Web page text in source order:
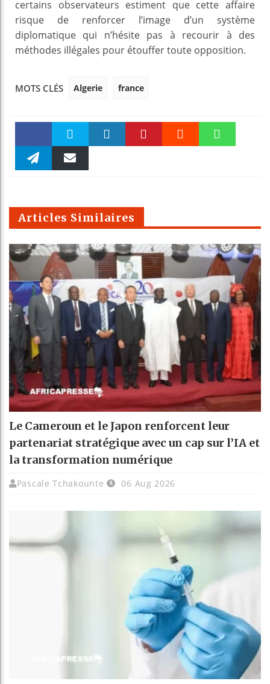
certains observateurs estiment que cette affaire
risque de renforcer l’image d’un système
diplomatique qui n’hésite pas à recourir à des
méthodes illégales pour étouffer toute opposition.
MOTS CLÉS Algerie france
Faceboo Twitter
m
Articles Similaires
Le Cameroun et le Japon renforcent leur
partenariat stratégique avec un cap sur l’IA et
la transformation numérique
Pascale Tchakounte 06 Aug 2026